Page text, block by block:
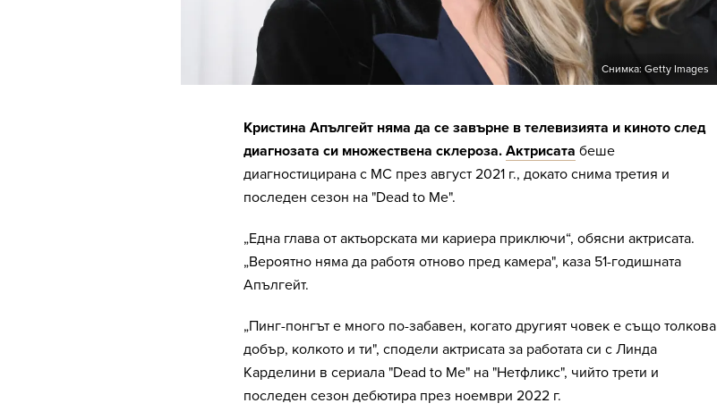
Снимка: Getty Images
Кристина Апългейт няма да се завърне в телевизията и киното след
диагнозата си множествена склероза. Актрисата беше
диагностицирана с МС през август 2021 г., докато снима третия и
последен сезон на "Dead to Me".
„Една глава от актьорската ми кариера приключи“, обясни актрисата.
„Вероятно няма да работя отново пред камера", каза 51-годишната
Апългейт.
„Пинг-понгът е много по-забавен, когато другият човек е също толкова
добър, колкото и ти", сподели актрисата за работата си с Линда
Карделини в сериала "Dead to Me" на "Нетфликс", чийто трети и
последен сезон дебютира през ноември 2022 г.